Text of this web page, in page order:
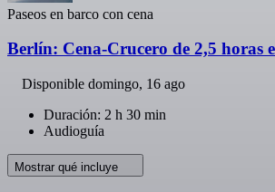
Paseos en barco con cena
Berlín: Cena-Crucero de 2,5 horas
Disponible domingo, 16 ago
Duración: 2 h 30 min
Audioguía
Mostrar qué incluye